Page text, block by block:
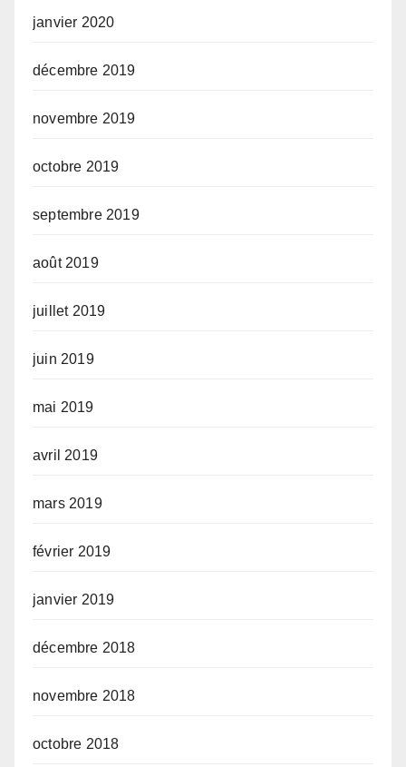
janvier 2020
décembre 2019
novembre 2019
octobre 2019
septembre 2019
août 2019
juillet 2019
juin 2019
mai 2019
avril 2019
mars 2019
février 2019
janvier 2019
décembre 2018
novembre 2018
octobre 2018